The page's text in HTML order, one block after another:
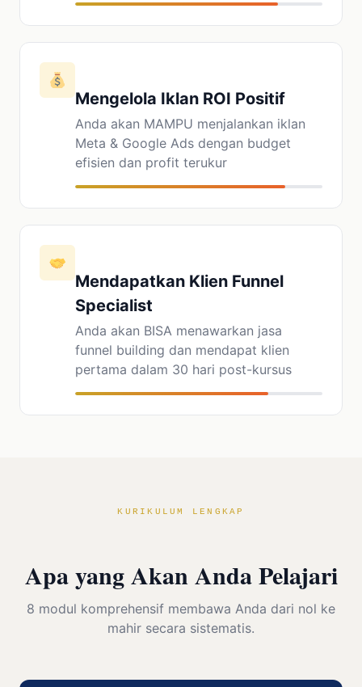
Mengelola Iklan ROI Positif
Anda akan MAMPU menjalankan iklan
Meta & Google Ads dengan budget
efisien dan profit terukur
Mendapatkan Klien Funnel
Specialist
Anda akan BISA menawarkan jasa
funnel building dan mendapat klien
pertama dalam 30 hari post-kursus
KURIKULUM LENGKAP
Apa yang Akan Anda Pelajari
8 modul komprehensif membawa Anda dari nol ke
mahir secara sistematis.